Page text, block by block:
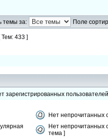
темы за: Поле
Тем: 433 ]
зарегистрированных пользователей
Нет непрочитанных
Нет непрочитанных
тема ]